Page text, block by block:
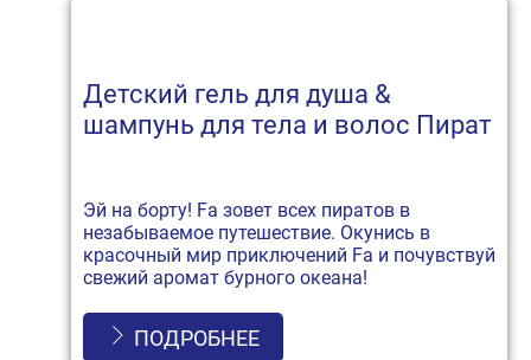
Детский гель для душа &
шампунь для тела и волос Пират
Эй на борту! Fa зовет всех пиратов в
незабываемое путешествие. Окунись в
красочный мир приключений Fa и почувствуй
свежий аромат бурного океана!
ПОДРОБНЕЕ